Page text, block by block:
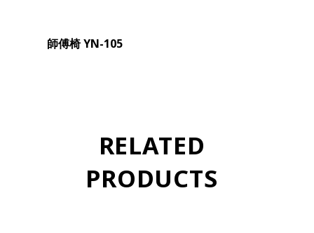
師傅椅 YN-105
RELATED
PRODUCTS